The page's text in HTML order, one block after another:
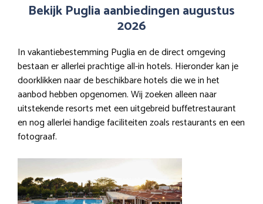
Bekijk Puglia aanbiedingen augustus
2026
In vakantiebestemming Puglia en de direct omgeving
bestaan er allerlei prachtige all-in hotels. Hieronder kan je
doorklikken naar de beschikbare hotels die we in het
aanbod hebben opgenomen. Wij zoeken alleen naar
uitstekende resorts met een uitgebreid buffetrestaurant
en nog allerlei handige faciliteiten zoals restaurants en een
fotograaf.